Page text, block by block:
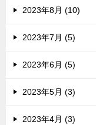
2023年8月 (10)
2023年7月 (5)
2023年6月 (5)
2023年5月 (3)
2023年4月 (3)